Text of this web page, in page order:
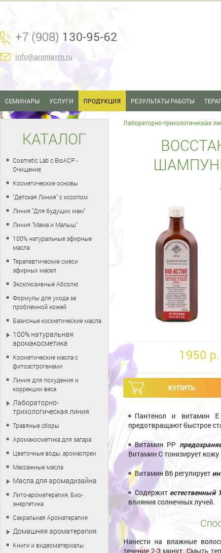
+7 (908) 130-95-62
info@aromavrn.ru
СЕМИНАРЫ УСЛУГИ ПРОДУКЦИЯ РЕЗУЛЬТАТЫ РАБОТЫ
Лабораторно-трихологическая
1950 p.
Пантенол и витамин
предотвращают быстрое
Витамин РР
Витамин С тонизирует
Витамин В6 регулирует
Содержит естественный
влияния солнечных лучей.
Нанести на влажные
течение 2-3 минут. Смыть
КАТАЛОГ
Cosmetic Lab с BioACP -
Очищение
Косметические основы
"Детская Линия" с иссопом
Линия "Для будущих мам"
Линия "Мама и Малыш"
100% натуральные эфирные
масла
Терапевтические смеси
эфирных масел
Эксклюзивные Абсолю
Формулы для ухода за
проблемной кожей
Базисные косметические масла
100% натуральная
аромакосметика
Косметические масла с
фитоэстрогенами
Линия для похудения и
коррекции веса
Лабораторно-
трихологическая линия
Травяные сборы
Аромакосметика для загара
Цветочные воды, аромаспреи
Массажные масла
Масла для аромадизайна
Лито-ароматерапия, Био-
энергетика
Сакральная Ароматерапия
Домашняя ароматерапия
Книги и видеоматериалы